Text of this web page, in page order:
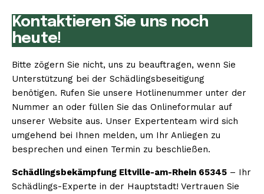
Kontaktieren Sie uns noch
heute!
Bitte zögern Sie nicht, uns zu beauftragen, wenn Sie
Unterstützung bei der Schädlingsbeseitigung
benötigen. Rufen Sie unsere Hotlinenummer unter der
Nummer an oder füllen Sie das Onlineformular auf
unserer Website aus. Unser Expertenteam wird sich
umgehend bei Ihnen melden, um Ihr Anliegen zu
besprechen und einen Termin zu beschließen.
Schädlingsbekämpfung Eltville-am-Rhein 65345 – Ihr
Schädlings-Experte in der Hauptstadt! Vertrauen Sie